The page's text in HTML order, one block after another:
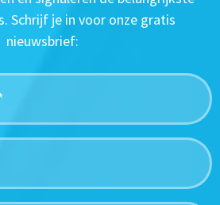
Schrijf je in voor onze gratis
nieuwsbrief: